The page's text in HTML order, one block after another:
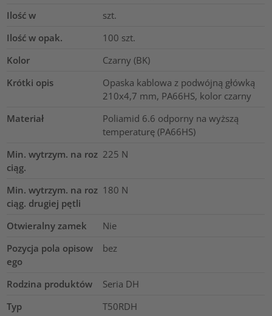
Ilość w
szt.
Ilość w opak.
100 szt.
Kolor
Czarny (BK)
Krótki opis
Opaska kablowa z podwójną główką
210x4,7 mm, PA66HS, kolor czarny
Materiał
Poliamid 6.6 odporny na wyższą
temperaturę (PA66HS)
Min. wytrzym. na roz
ciąg.
225 N
Min. wytrzym. na roz
ciąg. drugiej pętli
180 N
Otwieralny zamek
Nie
Pozycja pola opisow
ego
bez
Rodzina produktów
Seria DH
Typ
T50RDH